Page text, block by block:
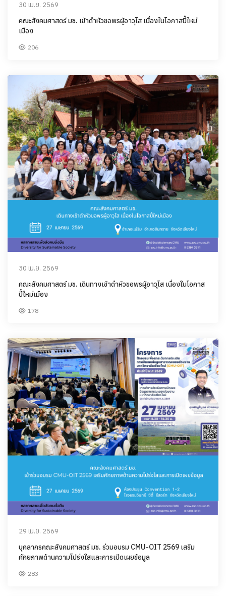
30 เม.ย. 2569
คณะสังคมศาสตร์ มช. เข้าดำหัวขอพรผู้อาวุโส เนื่องในโอกาสปี๋ใหม่
เมือง
206
30 เม.ย. 2569
คณะสังคมศาสตร์ มช. เดินทางเข้าดำหัวขอพรผู้อาวุโส เนื่องในโอกาส
ปี๋ใหม่เมือง
178
29 เม.ย. 2569
บุคลากรคณะสังคมศาสตร์ มช. ร่วมอบรม CMU-OIT 2569 เสริม
ศักยภาพด้านความโปร่งใสและการเปิดเผยข้อมูล
283